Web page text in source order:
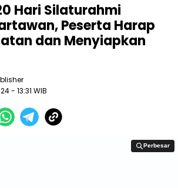
Hari Silaturahmi
Peserta Harap
dan Menyiapkan
- 13:31 WIB
Perbesar
Perbesar